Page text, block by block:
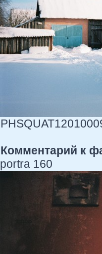
Комментарий к
portra 160